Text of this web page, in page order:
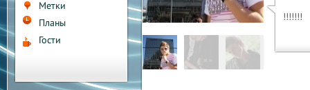
Метки
Планы
Гости
!!!!!!!